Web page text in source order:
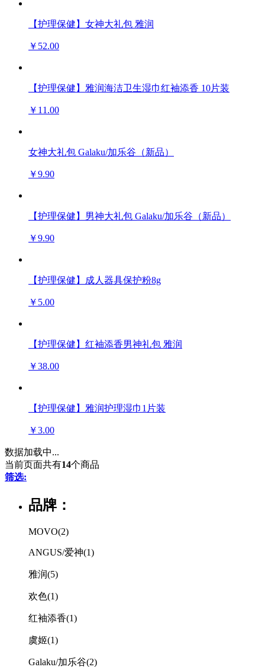
【护理保健】女神大礼包 雅润
￥52.00
【护理保健】雅润海洁卫生湿巾红袖添香 10片装
￥11.00
女神大礼包 Galaku/加乐谷（新品）
￥9.90
【护理保健】男神大礼包 Galaku/加乐谷（新品）
￥9.90
【护理保健】成人器具保护粉8g
￥5.00
【护理保健】红袖添香男神礼包 雅润
￥38.00
【护理保健】雅润护理湿巾1片装
￥3.00
数据加载中...
当前页面共有14个商品
筛选:
品牌：
MOVO(2)
ANGUS/爱神(1)
雅润(5)
欢色(1)
红袖添香(1)
虞姬(1)
Galaku/加乐谷(2)